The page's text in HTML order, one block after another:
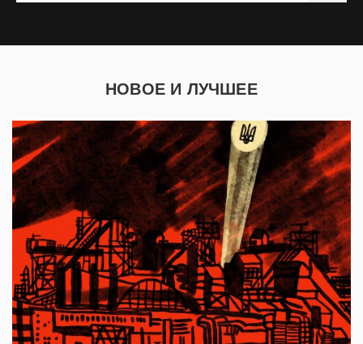
НОВОЕ И ЛУЧШЕЕ